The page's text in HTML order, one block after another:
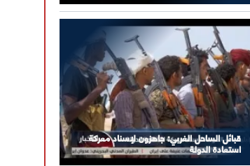
قبائل الساحل الغربي: جاهزون لإسناد معركة
استعادة الدولة